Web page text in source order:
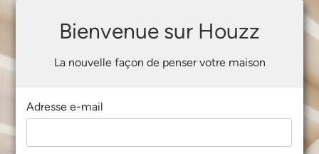
Bienvenue sur Houzz
La nouvelle façon de penser votre maison
Adresse e-mail